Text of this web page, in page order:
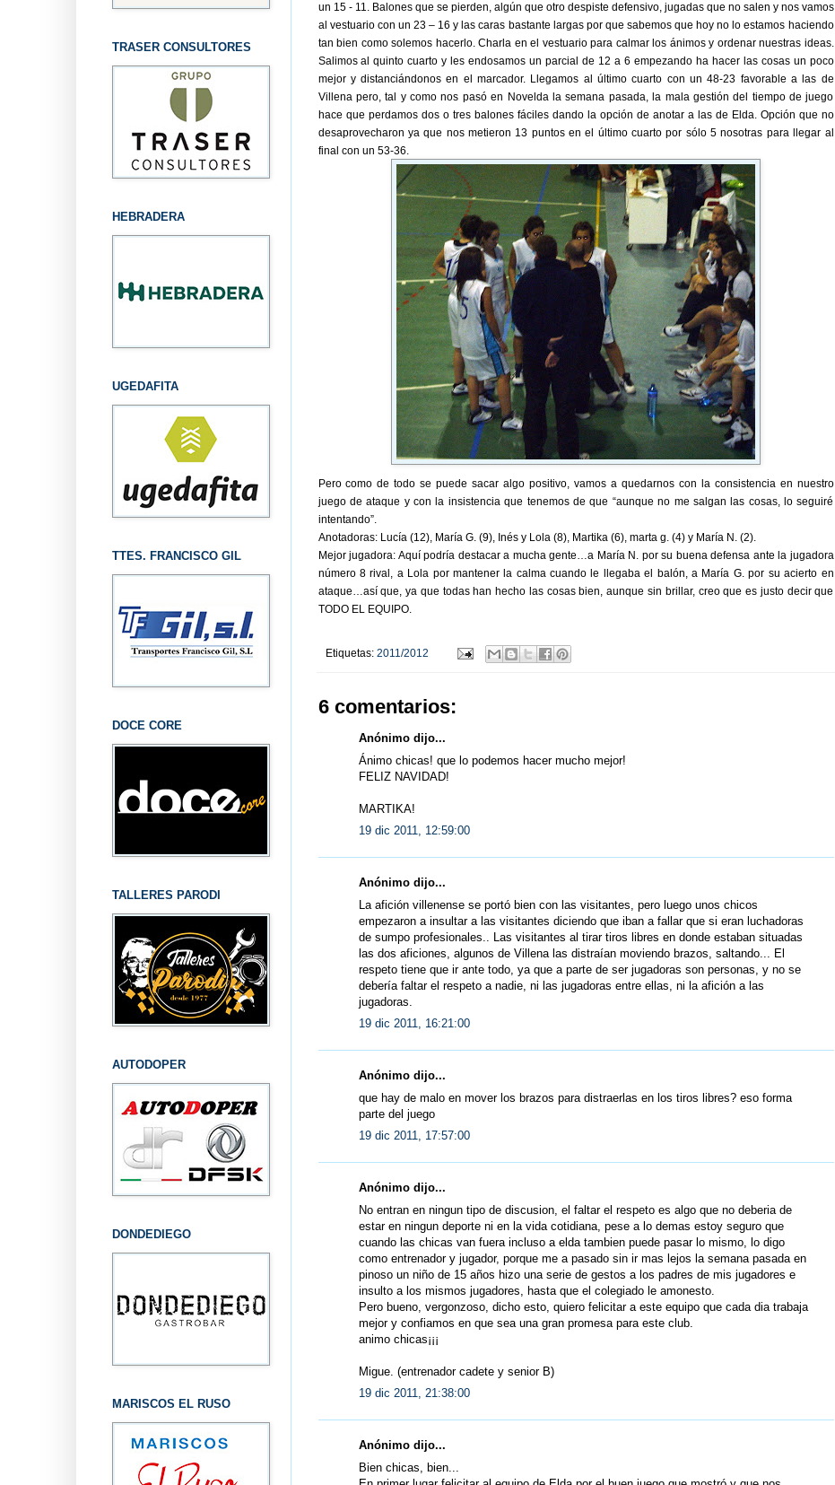
un 15 - 11. Balones que se pierden, algún que otro despiste defensivo, jugadas que no salen y nos vamos
al vestuario con un 23 – 16 y las caras bastante largas por que sabemos que hoy no lo estamos haciendo
tan bien como solemos hacerlo. Charla en el vestuario para calmar los ánimos y ordenar nuestras ideas.
Salimos al quinto cuarto y les endosamos un parcial de 12 a 6 empezando ha hacer las cosas un poco
mejor y distanciándonos en el marcador. Llegamos al último cuarto con un 48-23 favorable a las de
Villena pero, tal y como nos pasó en Novelda la semana pasada, la mala gestión del tiempo de juego
hace que perdamos dos o tres balones fáciles dando la opción de anotar a las de Elda. Opción que no
desaprovecharon ya que nos metieron 13 puntos en el último cuarto por sólo 5 nosotras para llegar al
final con un 53-36.
Pero como de todo se puede sacar algo positivo, vamos a quedarnos con la consistencia en nuestro
juego de ataque y con la insistencia que tenemos de que “aunque no me salgan las cosas, lo seguiré
intentando”.
Anotadoras: Lucía (12), María G. (9), Inés y Lola (8), Martika (6), marta g. (4) y María N. (2).
Mejor jugadora: Aquí podría destacar a mucha gente…a María N. por su buena defensa ante la jugadora
número 8 rival, a Lola por mantener la calma cuando le llegaba el balón, a María G. por su acierto en
ataque…así que, ya que todas han hecho las cosas bien, aunque sin brillar, creo que es justo decir que
TODO EL EQUIPO.
Etiquetas: 2011/2012
6 comentarios:
Anónimo dijo...
Ánimo chicas! que lo podemos hacer mucho mejor!
FELIZ NAVIDAD!
MARTIKA!
19 dic 2011, 12:59:00
Anónimo dijo...
La afición villenense se portó bien con las visitantes, pero luego unos chicos
empezaron a insultar a las visitantes diciendo que iban a fallar que si eran luchadoras
de sumpo profesionales.. Las visitantes al tirar tiros libres en donde estaban situadas
las dos aficiones, algunos de Villena las distraían moviendo brazos, saltando... El
respeto tiene que ir ante todo, ya que a parte de ser jugadoras son personas, y no se
debería faltar el respeto a nadie, ni las jugadoras entre ellas, ni la afición a las
jugadoras.
19 dic 2011, 16:21:00
Anónimo dijo...
que hay de malo en mover los brazos para distraerlas en los tiros libres? eso forma
parte del juego
19 dic 2011, 17:57:00
Anónimo dijo...
No entran en ningun tipo de discusion, el faltar el respeto es algo que no deberia de
estar en ningun deporte ni en la vida cotidiana, pese a lo demas estoy seguro que
cuando las chicas van fuera incluso a elda tambien puede pasar lo mismo, lo digo
como entrenador y jugador, porque me a pasado sin ir mas lejos la semana pasada en
pinoso un niño de 15 años hizo una serie de gestos a los padres de mis jugadores e
insulto a los mismos jugadores, hasta que el colegiado le amonesto.
Pero bueno, vergonzoso, dicho esto, quiero felicitar a este equipo que cada dia trabaja
mejor y confiamos en que sea una gran promesa para este club.
animo chicas¡¡¡
Migue. (entrenador cadete y senior B)
19 dic 2011, 21:38:00
Anónimo dijo...
Bien chicas, bien...
TRASER CONSULTORES
HEBRADERA
UGEDAFITA
TTES. FRANCISCO GIL
DOCE CORE
TALLERES PARODI
AUTODOPER
DONDEDIEGO
MARISCOS EL RUSO